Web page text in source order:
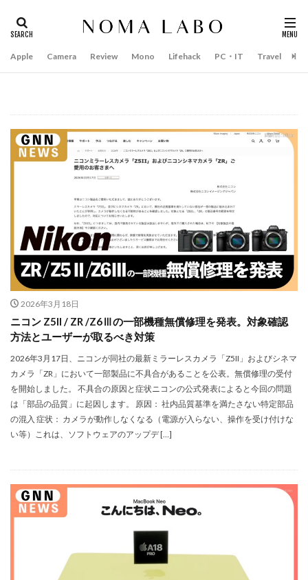
Apple Camera Review Mono Lifehack PC・IT Travel
2026年3月18日
ニコン Z5II / ZR /Z6Ⅲの一部機種無償修理を発表。対象確認
方法とユーザーが取るべき対策
2026年3月17日、ニコンが同社の最新ミラーレスカメラ「Z5II」およびシネマ
カメラ「ZR」において一部製品に不具合があることを公表。無償修理の受付
を開始しました。 不具合の原因と症状ニコンの公式発表によると今回の問題
は「部品の品質」に起因します。 原因： 社内品質基準を満たさない特定部品
の混入 症状： カメラが動作しなくなる（電源が入らない、操作を受け付けな
い等）これは、ソフトウェアのアップデ […]
タグ
2018年 買って良かったもの
35mm F1.4 DG II | Art
A18Pro MacBook
AI
AirPods Pro
AirPods Pro 2
AIアレクサ AIスマホ
Amazon福袋
Anker Anthropic
Apple
Apple Gemini
Apple intelligence
Apple M3チップ
Apple Ring
Apple Vision Pro
Apple Watch 11
Apple Watch SE2
Apple Watch ULTRA
Apple Watch X
AppleCare+値上げ
appleglass
appleglasses
appleintelligence
AppleTV
AppleWatch11
AppleWatchSE3
AppleWatchUltra3
Appleイベント
Appleシリコン
Apple最新情報
AppStore
AppStore アプリ値上げ
ARグラス
Beats by Dr.dre
Beats EP
Beats tour v2
Beats X Canon
Canon EOS R5 MarkⅡ
CES 2026 Claude Fable 5
Claude Opus 5
coolpix P1100
CP+ 2025
CP+2026